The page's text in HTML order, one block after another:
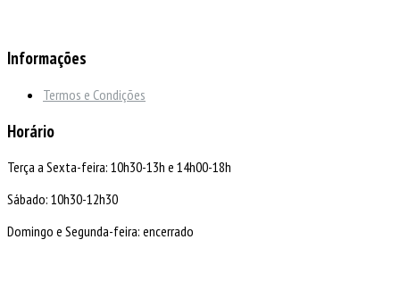
Informações
Termos e Condições
Horário
Terça a Sexta-feira: 10h30-13h e 14h00-18h
Sábado: 10h30-12h30
Domingo e Segunda-feira: encerrado